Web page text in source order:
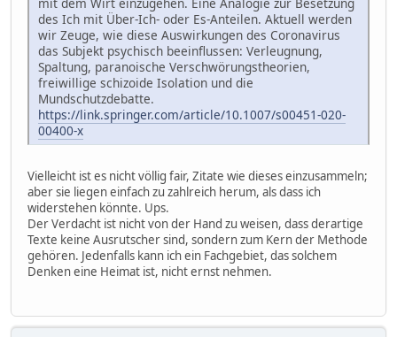
des Ich mit Über-Ich- oder Es-Anteilen. Aktuell werden
wir Zeuge, wie diese Auswirkungen des Coronavirus
das Subjekt psychisch beeinflussen: Verleugnung,
Spaltung, paranoische Verschwörungstheorien,
freiwillige schizoide Isolation und die
Mundschutzdebatte.
https://link.springer.com/article/10.1007/s00451-020-
00400-x
Vielleicht ist es nicht völlig fair, Zitate wie dieses einzusammeln;
aber sie liegen einfach zu zahlreich herum, als dass ich
widerstehen könnte. Ups.
Der Verdacht ist nicht von der Hand zu weisen, dass derartige
Texte keine Ausrutscher sind, sondern zum Kern der Methode
gehören. Jedenfalls kann ich ein Fachgebiet, das solchem
Denken eine Heimat ist, nicht ernst nehmen.